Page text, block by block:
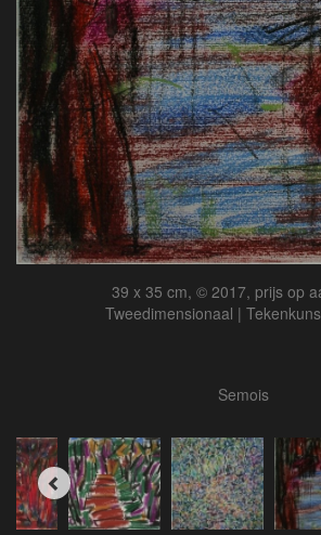
39 x 35 cm, © 2017, prijs op
Tweedimensionaal |
Semois